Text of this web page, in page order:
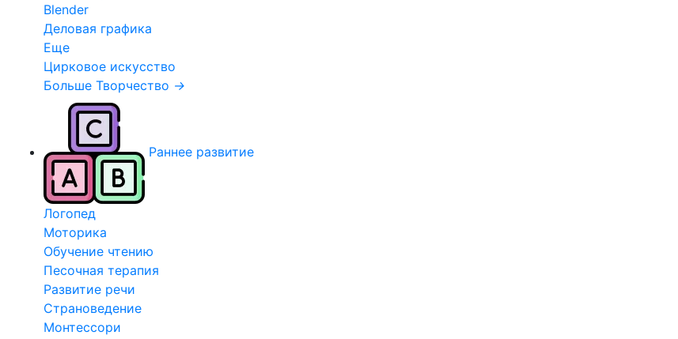
Blender
Деловая графика
Еще
Цирковое искусство
Больше Творчество →
Раннее развитие
Логопед
Моторика
Обучение чтению
Песочная терапия
Развитие речи
Страноведение
Монтессори